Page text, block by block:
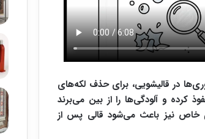
در قالیشویی، برای حذف لکه‌های
کرده و آلودگی‌ها را از بین می‌برند
خاص نیز باعث می‌شود قالی پس از